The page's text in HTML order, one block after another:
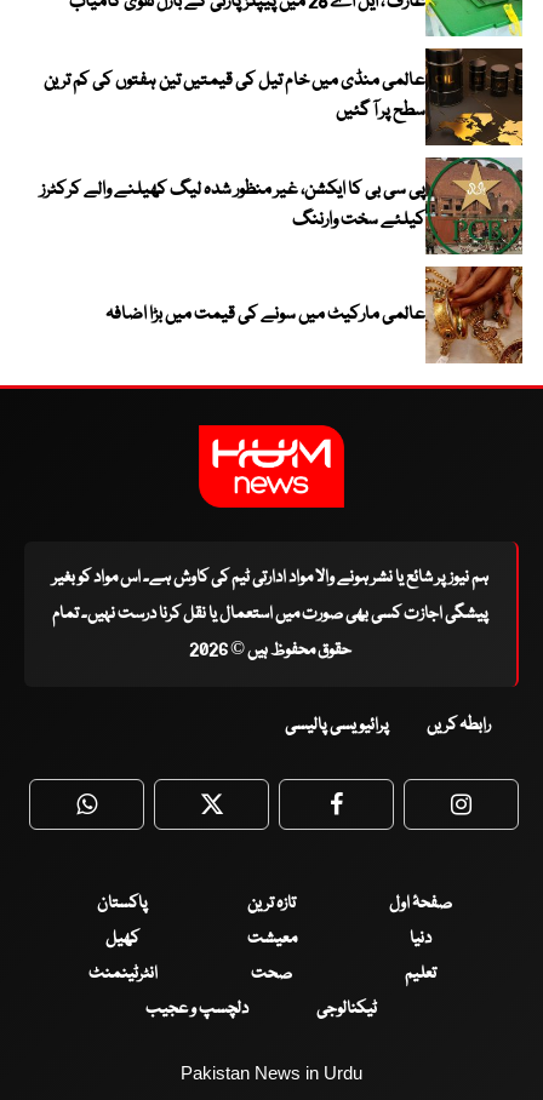
عالمی منڈی میں خام تیل کی قیمتیں تین ہفتوں کی کم ترین
سطح پر آ گئیں
پی سی بی کا ایکشن، غیر منظور شدہ لیگ کھیلنے والے کرکٹرز
کیلئے سخت وارننگ
عالمی مارکیٹ میں سونے کی قیمت میں بڑا اضافہ
ہم نیوز پر شائع یا نشر ہونے والا مواد ادارتی ٹیم کی کاوش ہے۔ اس مواد کو بغیر
پیشگی اجازت کسی بھی صورت میں استعمال یا نقل کرنا درست نہیں۔ تمام
حقوق محفوظ ہیں © 2026
رابطہ کریں پرائیویسی پالیسی
WhatsApp Twitter Facebook
صفحۂ اول تازہ ترین
پاکستان
دنیا
معیشت
کھیل
تعلیم
صحت
انٹرٹینمنٹ
ٹیکنالوجی
دلچسپ و عجیب
Pakistan News in Urdu